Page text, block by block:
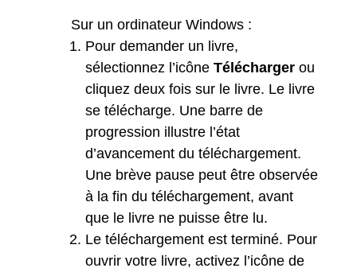
Sur un ordinateur Windows :
Pour demander un livre,
sélectionnez l’icône Téléchargerou
cliquez deux fois sur le livre. Le livre
se télécharge. Une barre de
progression illustre l’état
d’avancement du téléchargement.
Une brève pause peut être observée
à la fin du téléchargement, avant
que le livre ne puisse être lu.
Le téléchargement est terminé. Pour
ouvrir votre livre, activez l’icône de